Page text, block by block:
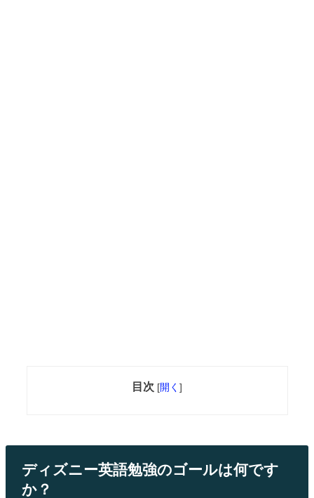
目次 [開く ]
ディズニー英語勉強のゴールは何です
か？